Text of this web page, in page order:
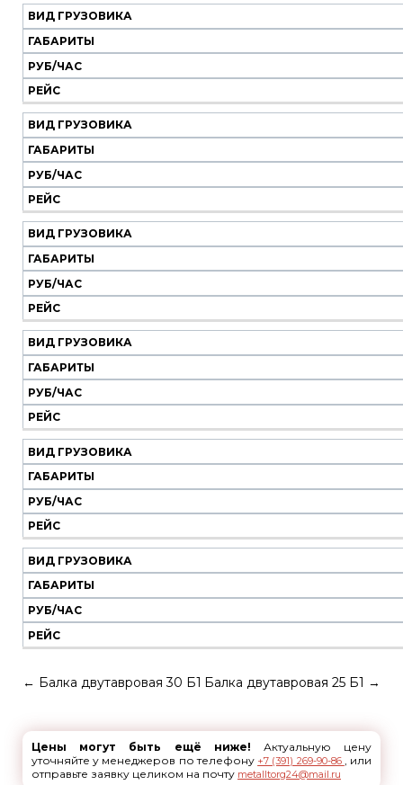
Наш
транспорт
Вид
грузовика
Габариты
Руб/
час
Рейс
ВИД ГРУЗОВИКА
ГАБАРИТЫ
РУБ/ЧАС
РЕЙС
ВИД ГРУЗОВИКА
ГАБАРИТЫ
РУБ/ЧАС
РЕЙС
ВИД ГРУЗОВИКА
ГАБАРИТЫ
РУБ/ЧАС
РЕЙС
ВИД ГРУЗОВИКА
ГАБАРИТЫ
РУБ/ЧАС
РЕЙС
ВИД ГРУЗОВИКА
ГАБАРИТЫ
РУБ/ЧАС
РЕЙС
ВИД ГРУЗОВИКА
ГАБАРИТЫ
РУБ/ЧАС
РЕЙС
← Балка двутавровая 30 Б1 Балка двутавровая 25 Б1 →
Цены могут быть ещё ниже! Актуальную цену
уточняйте у менеджеров по телефону +7 (391) 269-90-86 , или
отправьте заявку целиком на почту metalltorg24@mail.ru